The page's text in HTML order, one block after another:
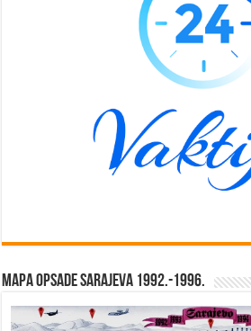
Mapa opsade Sarajeva 1992.-1996.